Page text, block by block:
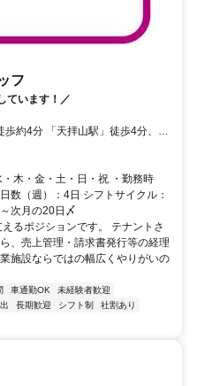
フ
ています！／
約4分 「天拝山駅」徒歩4分、
木・金・土・日・祝 ・勤務時
数（週）：4日 シフトサイクル：
次月の20日〆
るポジションです。 テナントさ
、売上管理・請求書発行等の経理
施設ならではの幅広くやりがいの
車通勤OK
未経験者歓迎
長期歓迎 シフト制
社割あり